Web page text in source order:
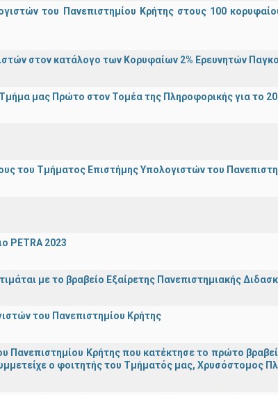
του Πανεπιστημίου Κρήτης στους 100
στον κατάλογο των Κορυφαίων 2% Ερευνητών
μας Πρώτο στον Τομέα της Πληροφορικής για το
του Τμήματος Επιστήμης Υπολογιστών του
PETRA 2023
με το βραβείο Εξαίρετης Πανεπιστημιακής
του Πανεπιστημίου Κρήτης
Πανεπιστημίου Κρήτης που κατέκτησε το πρώτο
ο φοιτητής του Τμήματός μας, Χρυσόστομος